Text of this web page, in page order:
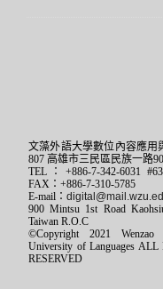
文藻外語大學數位內容應用
807 高雄市三民區民族一路
TEL：+886-7-342-6031
FAX：+886-7-310-5785
E-mail：
900 Mintsu 1st Road
Taiwan R.O.C
©Copyright 2021 Wenzao
University of Languages ALL
RESERVED